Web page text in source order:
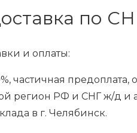
по
и оплаты:
частичная предоплата,
регион РФ и СНГ ж/д и
в г. Челябинск.